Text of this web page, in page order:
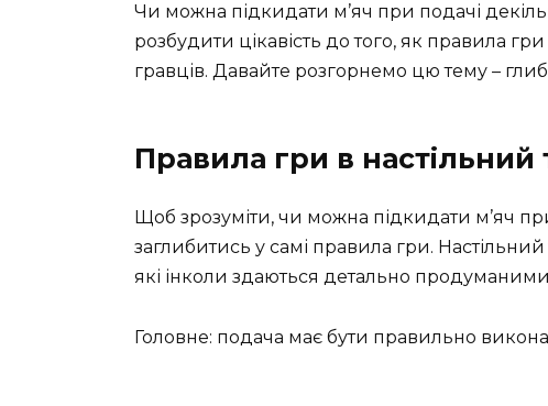
Чи можна підкидати м’яч при подачі
розбудити цікавість до того, як правила
гравців. Давайте розгорнемо цю тему –
Правила гри в настільний
Щоб зрозуміти, чи можна підкидати м’яч
заглибитись у самі правила гри. Настільний
які інколи здаються детально
Головне: подача має бути правильно